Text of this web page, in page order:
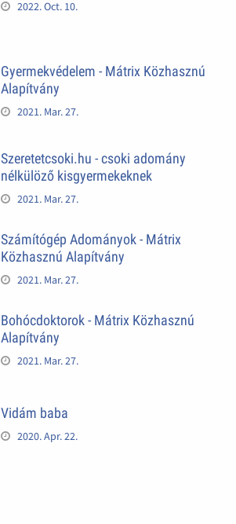
2022. Oct. 10.
Gyermekvédelem - Mátrix Közhasznú
Alapítvány
2021. Mar. 27.
Szeretetcsoki.hu - csoki adomány
nélkülöző kisgyermekeknek
2021. Mar. 27.
Számítógép Adományok - Mátrix
Közhasznú Alapítvány
2021. Mar. 27.
Bohócdoktorok - Mátrix Közhasznú
Alapítvány
2021. Mar. 27.
Vidám baba
2020. Apr. 22.